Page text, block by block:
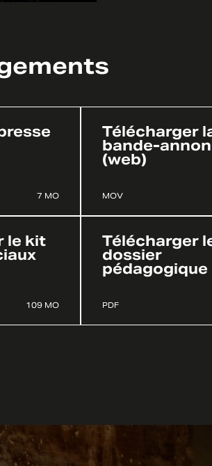
7 MO
Télécharger
bande-
(web)
MOV
le kit
109 MO
Télécharger
dossier
pédagogique
PDF